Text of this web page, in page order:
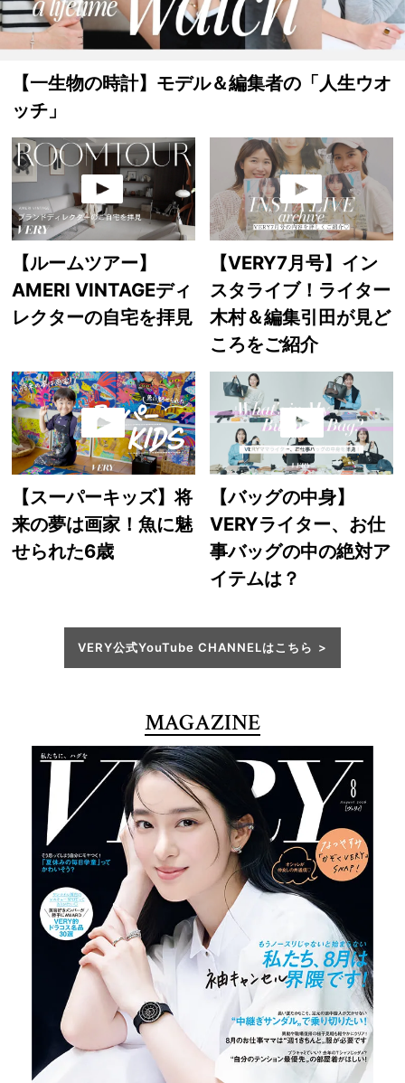
【一生物の時計】モデル＆編集者の「人生ウオ
ッチ」
【ルームツアー】
AMERI VINTAGEディ
レクターの自宅を拝見
【VERY7月号】イン
スタライブ！ライター
木村＆編集引田が見ど
ころをご紹介
【スーパーキッズ】将
来の夢は画家！魚に魅
せられた6歳
【バッグの中身】
VERYライター、お仕
事バッグの中の絶対ア
イテムは？
VERY公式YouTube CHANNELはこちら
MAGAZINE